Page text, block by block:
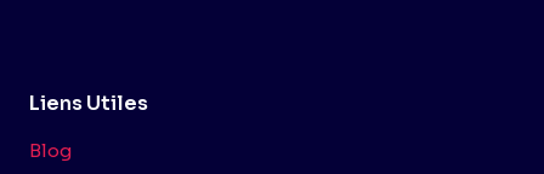
Liens Utiles
Blog